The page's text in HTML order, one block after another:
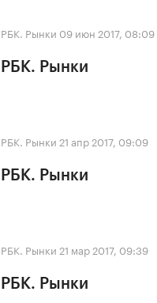
РБК. Рынки 09 июн 2017, 08:09
РБК. Рынки
РБК. Рынки 21 апр 2017, 09:09
РБК. Рынки
РБК. Рынки 21 мар 2017, 09:39
РБК. Рынки